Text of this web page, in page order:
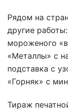
Рядом на
другие
мороженого
«Металлы» с
подставка с
«Горняк» с
Тираж